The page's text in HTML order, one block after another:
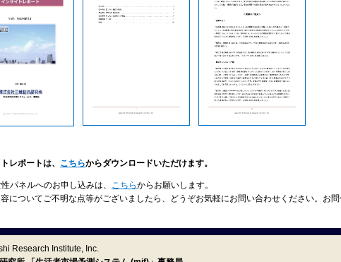
レポートは、 こちらからダウンロードいただけます。
パネルへのお申し込みは、 こちらからお願いします。
についてご不明な点等がございましたら、どうぞお気軽にお問い合わせください。お問
Research Institute, Inc.